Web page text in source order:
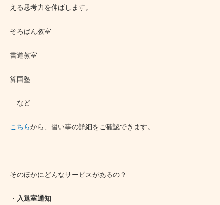
える思考力を伸ばします。
そろばん教室
書道教室
算国塾
…など
こちらから、習い事の詳細をご確認できます。
そのほかにどんなサービスがあるの？
・ 入退室通知